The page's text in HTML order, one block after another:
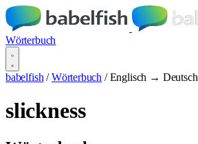
Wörterbuch
babelfish / Wörterbuch / Englisch → Deutsch
slickness